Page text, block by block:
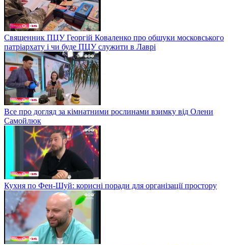
Священник ПЦУ Георгій Коваленко про обшуки московського
патріархату і чи буде ПЦУ служити в Лаврі
Все про догляд за кімнатними рослинами взимку від Олени
Самойлюк
Кухня по Фен-Шуй: корисні поради для організації простору